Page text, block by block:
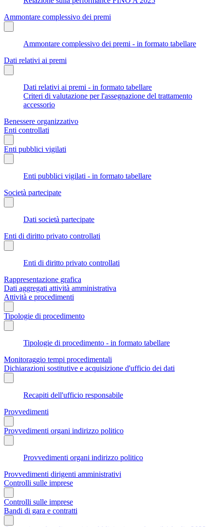
Ammontare complessivo dei premi
Ammontare complessivo dei premi - in formato tabellare
Dati relativi ai premi
Dati relativi ai premi - in formato tabellare
Criteri di valutazione per l'assegnazione del trattamento
accessorio
Benessere organizzativo
Enti controllati
Enti pubblici vigilati
Enti pubblici vigilati - in formato tabellare
Società partecipate
Dati società partecipate
Enti di diritto privato controllati
Enti di diritto privato controllati
Rappresentazione grafica
Dati aggregati attività amministrativa
Attività e procedimenti
Tipologie di procedimento
Tipologie di procedimento - in formato tabellare
Monitoraggio tempi procedimentali
Dichiarazioni sostitutive e acquisizione d'ufficio dei dati
Recapiti dell'ufficio responsabile
Provvedimenti
Provvedimenti organi indirizzo politico
Provvedimenti organi indirizzo politico
Provvedimenti dirigenti amministrativi
Controlli sulle imprese
Controlli sulle imprese
Bandi di gara e contratti